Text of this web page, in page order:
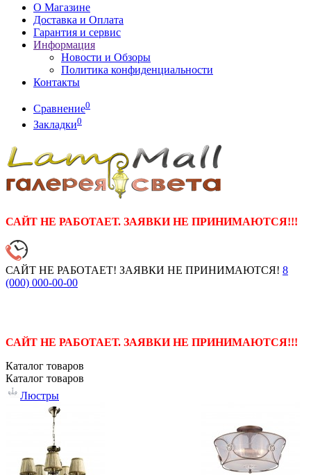
О Магазине
Доставка и Оплата
Гарантия и сервис
Информация
Новости и Обзоры
Политика конфиденциальности
Контакты
Сравнение0
Закладки0
САЙТ НЕ РАБОТАЕТ. ЗАЯВКИ НЕ ПРИНИМАЮТСЯ!!!
САЙТ НЕ РАБОТАЕТ! ЗАЯВКИ НЕ ПРИНИМАЮТСЯ! 8
(000) 000-00-00
САЙТ НЕ РАБОТАЕТ. ЗАЯВКИ НЕ ПРИНИМАЮТСЯ!!!
Каталог товаров
Каталог товаров
Люстры